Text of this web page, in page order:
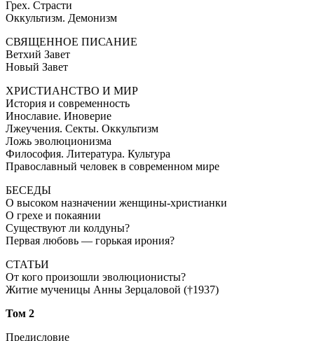
Грех. Страсти
Оккультизм. Демонизм
СВЯЩЕННОЕ ПИСАНИЕ
Ветхий Завет
Новый Завет
ХРИСТИАНСТВО И МИР
История и современность
Инославие. Иноверие
Лжеучения. Секты. Оккультизм
Ложь эволюционизма
Философия. Литература. Культура
Православный человек в современном мире
БЕСЕДЫ
О высоком назначении женщины-христианки
О грехе и покаянии
Существуют ли колдуны?
Первая любовь — горькая ирония?
СТАТЬИ
От кого произошли эволюционисты?
Житие мученицы Анны Зерцаловой (†1937)
Том 2
Предисловие